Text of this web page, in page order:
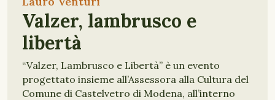
Valzer, lambrusco e
libertà
“Valzer, Lambrusco e Libertà” è un evento
progettato insieme all’Assessora alla Cultura del
Comune di Castelvetro di Modena, all’interno